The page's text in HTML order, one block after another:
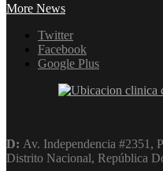
More News
Twitter
Facebook
Google Plus
D: Av. Independencia #2351,
Distrito Nacional, República